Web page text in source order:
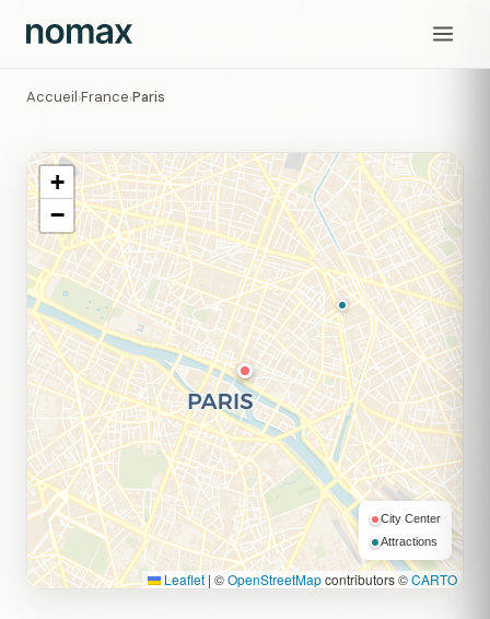
Accueil›France›Paris
+
−
City Center
Attractions
Leaflet | ©OpenStreetMapcontributors ©CARTO